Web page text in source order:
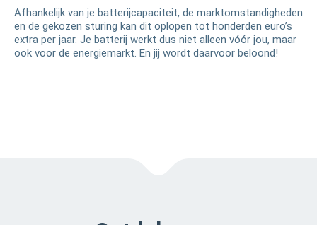
Afhankelijk van je batterijcapaciteit, de marktomstandigheden
en de gekozen sturing kan dit oplopen tot honderden euro’s
extra per jaar. Je batterij werkt dus niet alleen vóór jou, maar
ook voor de energiemarkt. En jij wordt daarvoor beloond!